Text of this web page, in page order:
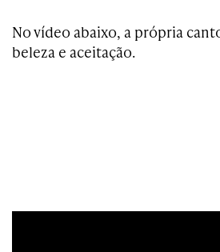
No vídeo abaixo, a própria
beleza e aceitação.